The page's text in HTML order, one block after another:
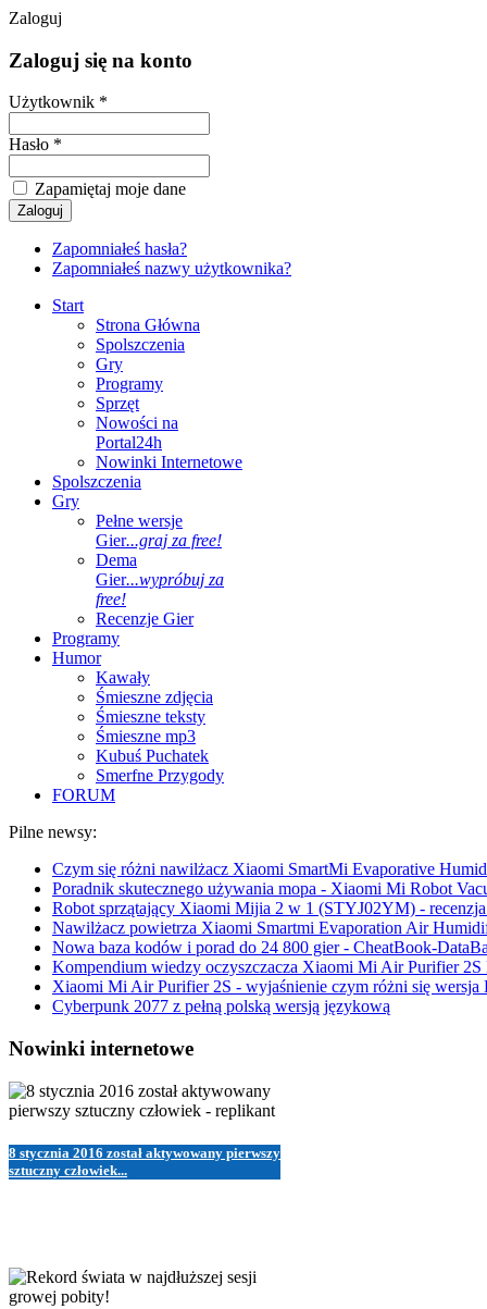
Zaloguj
Zaloguj się na konto
Użytkownik *
Hasło *
Zapamiętaj moje dane
Zapomniałeś hasła?
Zapomniałeś nazwy użytkownika?
Start
Strona Główna
Spolszczenia
Gry
Programy
Sprzęt
Nowości na
Portal24h
Nowinki Internetowe
Spolszczenia
Gry
Pełne wersje
Gier...graj za free!
Dema
Gier...wypróbuj za
free!
Recenzje Gier
Programy
Humor
Kawały
Śmieszne zdjęcia
Śmieszne teksty
Śmieszne mp3
Kubuś Puchatek
Smerfne Przygody
FORUM
Pilne newsy:
Czym się różni nawilżacz Xiaomi SmartMi Evaporative
Poradnik skutecznego używania mopa - Xiaomi Mi Robot
Robot sprzątający Xiaomi Mijia 2 w 1 (STYJ02YM) -
Nawilżacz powietrza Xiaomi Smartmi Evaporation Air
Nowa baza kodów i porad do 24 800 gier - CheatBook-
Kompendium wiedzy oczyszczacza Xiaomi Mi Air Purifier
Xiaomi Mi Air Purifier 2S - wyjaśnienie czym różni się wersja
Cyberpunk 2077 z pełną polską wersją językową
Nowinki internetowe
8 stycznia 2016 został aktywowany pierwszy
sztuczny człowiek...